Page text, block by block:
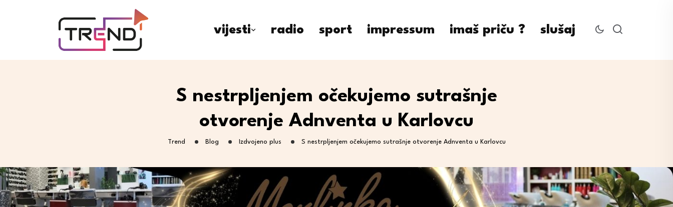
vijesti radio sport impressum imaš priču ? slušaj
S nestrpljenjem očekujemo sutrašnje
otvorenje Adnventa u Karlovcu
Trend Blog Izdvojeno plus S nestrpljenjem očekujemo sutrašnje otvorenje Adnventa u Karlovcu